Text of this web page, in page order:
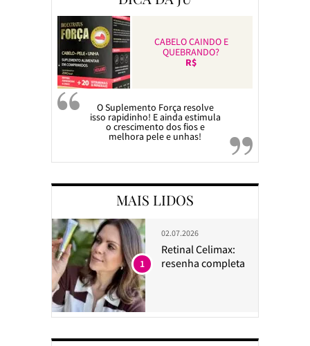
CABELO CAINDO E
QUEBRANDO?
R$
O Suplemento Força resolve
isso rapidinho! E ainda estimula
o crescimento dos fios e
melhora pele e unhas!
MAIS LIDOS
02.07.2026
Retinal Celimax:
resenha completa
1